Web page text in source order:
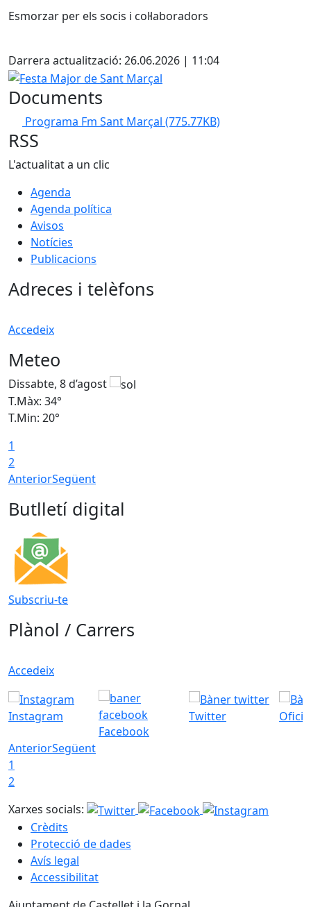
Esmorzar per els socis i col·laboradors
Darrera actualització: 26.06.2026 | 11:04
Festa Major de Sant Marçal
Documents
Programa Fm Sant Marçal (775.77KB)
RSS
L'actualitat a un clic
Agenda
Agenda política
Avisos
Notícies
Publicacions
Adreces i telèfons
Accedeix
Meteo
Dissabte, 8 d’agost
T.Màx: 34°
T.Min: 20°
1
2
AnteriorSegüent
Butlletí digital
Subscriu-te
Plànol / Carrers
Accedeix
Instagram
Facebook
Twitter
AnteriorSegüent
1
2
Xarxes socials:
Crèdits
Protecció de dades
Avís legal
Accessibilitat